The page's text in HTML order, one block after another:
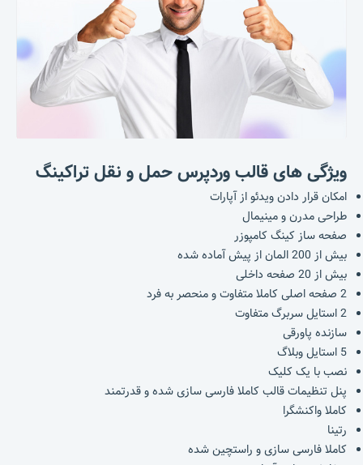
ویژگی های قالب وردپرسحمل و نقلتراکینگ
امکان قرار دادن ویدئو از آپارات
طراحی مدرن و مینیمال
صفحه ساز کینگ کامپوزر
بیش از 200 المان از پیش آماده شده
بیش از 20 صفحه داخلی
2 صفحه اصلی کاملا متفاوت و منحصر به فرد
2 استایل سربرگ متفاوت
سازنده پاورقی
5 استایل وبلاگ
نصب با یک کلیک
پنل تنظیمات قالب کاملا فارسی سازی شده و قدرتمند
کاملا واکنشگرا
رتینا
کاملا فارسی سازی و راستچین شده